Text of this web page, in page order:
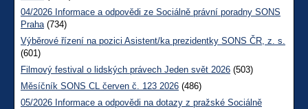
04/2026 Informace a odpovědi ze Sociálně právní poradny SONS
Praha(734)
Výběrové řízení na pozici Asistent/ka prezidentky SONS ČR, z. s.
(601)
Filmový festival o lidských právech Jeden svět 2026 (503)
Měsíčník SONS CL červen č. 123 2026 (486)
05/2026 Informace a odpovědi na dotazy z pražské Sociálně